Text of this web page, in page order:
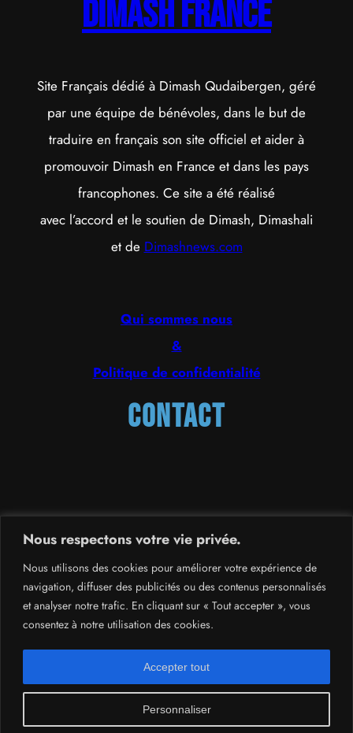
Nous respectons votre vie privée.
Nous utilisons des cookies pour améliorer votre expérience de
navigation, diffuser des publicités ou des contenus personnalisés
et analyser notre trafic. En cliquant sur « Tout accepter », vous
consentez à notre utilisation des cookies.
Personnaliser
Accepter tout
dimash france
Site Français dédié à Dimash Qudaibergen, géré
par une équipe de bénévoles, dans le but de
traduire en français son site officiel et aider à
promouvoir Dimash en France et dans les pays
francophones. Ce site a été réalisé
avec l’accord et le soutien de Dimash, Dimashali
et de Dimashnews.com
Qui sommes nous
&
Politique de confidentialité
Contact
contact.dimashfrance@gmail.com
Facebook YouTube X InstagramSpotify TikTok
© Copyright 2023/ Dimash
France /We Need Dimash
Rising Themesand